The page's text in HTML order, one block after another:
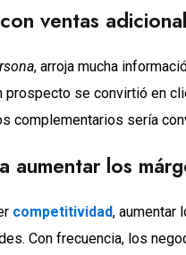
ventas
, arroja mucha
prospecto se convirtió en
complementarios sería
aumentar los
competitividad, aumentar
Con frecuencia, los